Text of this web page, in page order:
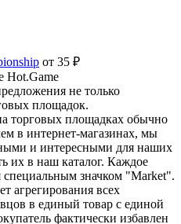
от 35 ₽
Hot.Game
не только
площадок.
торговых площадках обычно
в интернет-магазинах, мы
и интересными для наших
их в наш каталог. Каждое
специальным значком "Market".
агрегирования всех
в единый товар с единой
фактически избавлен